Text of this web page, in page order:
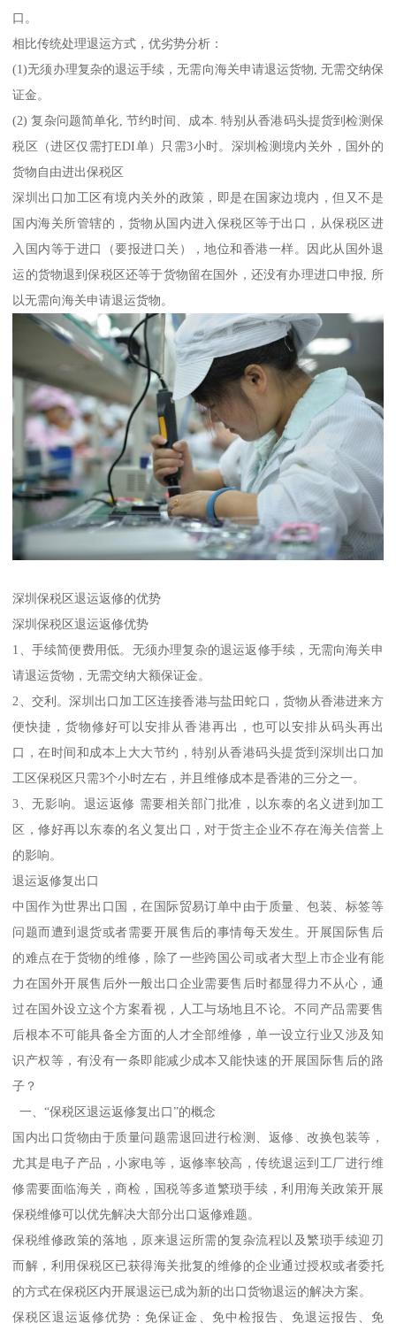
口。
相比传统处理退运方式，优劣势分析：
(1)无须办理复杂的退运手续，无需向海关申请退运货物, 无需交纳保
证金。
(2) 复杂问题简单化, 节约时间、成本. 特别从香港码头提货到检测保
税区（进区仅需打EDI单）只需3小时。深圳检测境内关外，国外的
货物自由进出保税区
深圳出口加工区有境内关外的政策，即是在国家边境内，但又不是
国内海关所管辖的，货物从国内进入保税区等于出口，从保税区进
入国内等于进口（要报进口关），地位和香港一样。因此从国外退
运的货物退到保税区还等于货物留在国外，还没有办理进口申报, 所
以无需向海关申请退运货物。
深圳保税区退运返修的优势
深圳保税区退运返修优势
1、手续简便费用低。无须办理复杂的退运返修手续，无需向海关申
请退运货物，无需交纳大额保证金。
2、交利。深圳出口加工区连接香港与盐田蛇口，货物从香港进来方
便快捷，货物修好可以安排从香港再出，也可以安排从码头再出
口，在时间和成本上大大节约，特别从香港码头提货到深圳出口加
工区保税区只需3个小时左右，并且维修成本是香港的三分之一。
3、无影响。退运返修 需要相关部门批准，以东泰的名义进到加工
区，修好再以东泰的名义复出口，对于货主企业不存在海关信誉上
的影响。
退运返修复出口
中国作为世界出口国，在国际贸易订单中由于质量、包装、标签等
问题而遭到退货或者需要开展售后的事情每天发生。开展国际售后
的难点在于货物的维修，除了一些跨国公司或者大型上市企业有能
力在国外开展售后外一般出口企业需要售后时都显得力不从心，通
过在国外设立这个方案看视，人工与场地且不论。不同产品需要售
后根本不可能具备全方面的人才全部维修，单一设立行业又涉及知
识产权等，有没有一条即能减少成本又能快速的开展国际售后的路
子？
一、“保税区退运返修复出口”的概念
国内出口货物由于质量问题需退回进行检测、返修、改换包装等，
尤其是电子产品，小家电等，返修率较高，传统退运到工厂进行维
修需要面临海关，商检，国税等多道繁琐手续，利用海关政策开展
保税维修可以优先解决大部分出口返修难题。
保税维修政策的落地，原来退运所需的复杂流程以及繁琐手续迎刃
而解，利用保税区已获得海关批复的维修的企业通过授权或者委托
的方式在保税区内开展退运已成为新的出口货物退运的解决方案。
保税区退运返修优势：免保证金、免中检报告、免退运报告、免